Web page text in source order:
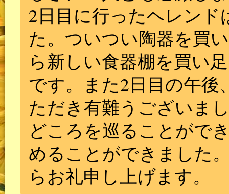
2日目に行ったヘレン
た。ついつい陶器を買
ら新しい食器棚を買い
です。また2日目の午
ただき有難うございま
どころを巡ることがで
めることができました
らお礼申し上げます。